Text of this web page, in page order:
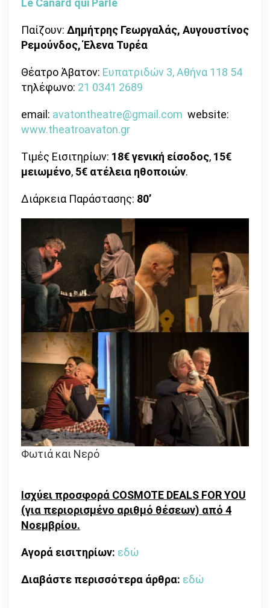
Le Canard qui Parle
Παίζουν: Δημήτρης Γεωργαλάς, Αυγουστίνος
Ρεμούνδος, Έλενα Τυρέα
Θέατρο Άβατον: Ευπατριδών 3, Αθήνα 118 54
τηλέφωνο: 21 0341 2689
email: avatontheatre@gmail.com website:
www.theatroavaton.gr
Τιμές Εισιτηρίων: 18€ γενική είσοδος, 15€
μειωμένο, 5€ ατέλεια ηθοποιών.
Διάρκεια Παράστασης: 80’
Φωτιά και Νερό
Ισχύει προσφορά COSMOTE DEALS FORYOU
(για περιορισμένο αριθμό θέσεων) από 4
Νοεμβρίου.
Αγορά εισιτηρίων: εδώ
Διαβάστε περισσότερα άρθρα: εδώ